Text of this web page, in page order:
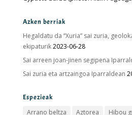
Azken berriak
Hegaldatu da “Xuria” sai zuria,
ekipaturik2023-06-28
Sai arreen joan-jinen segipena
Sai zuria eta artzaingoa Iparraldean
Espezieak
Arrano beltza Aztorea
Hibou